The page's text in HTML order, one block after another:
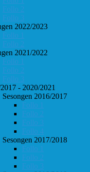
Follo 2
Follo 3
2022/2023
Follo 1
Follo 2
2021/2022
Follo 1
Follo 2
Follo 3
- 2020/2021
Sesongen 2016/2017
Follo 1
Follo 2
Follo 3
Follo 4
Sesongen 2017/2018
Follo 1
Follo 2
Follo 3